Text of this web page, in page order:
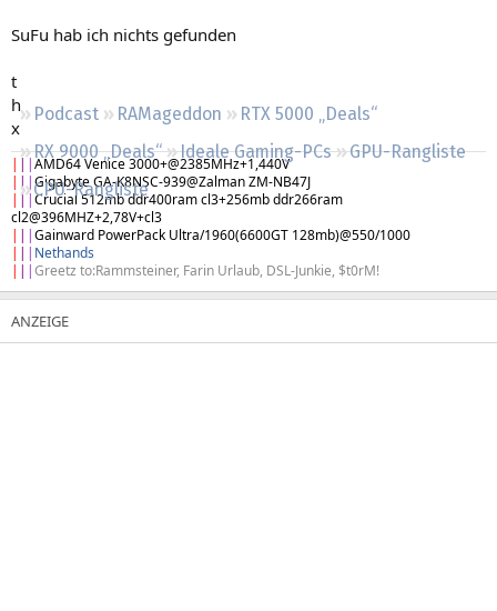
Podcast RAMageddon
RTX 5000 „Deals“
RX 9000 „Deals“
Ideale Gaming-PCs
GPU-Rangliste
CPU-Rangliste
SuFu hab ich nichts gefunden
t
h
x
| | |AMD64 Venice 3000+@2385MHz+1,440V
| ||Gigabyte GA-K8NSC-939@Zalman ZM-NB47J
| ||Crucial 512mb ddr400ram cl3+256mb ddr266ram
cl2@396MHZ+2,78V+cl3
| | |Gainward PowerPack Ultra/1960(6600GT 128mb)@550/1000
| | | Nethands
| | |Greetz to:Rammsteiner, Farin Urlaub, DSL-Junkie, $t0rM!